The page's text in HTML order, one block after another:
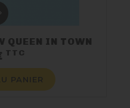
QUEEN IN TOWN
TTC
PANIER